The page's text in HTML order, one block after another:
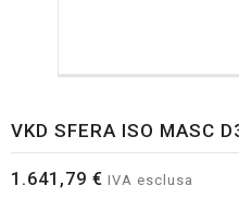
VKD SFERA ISO MASC
1.641,79 € IVA esclusa